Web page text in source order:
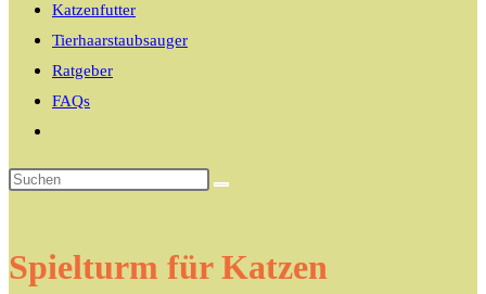
Katzenfutter
Tierhaarstaubsauger
Ratgeber
FAQs
umschalten
Spielturm für Katzen